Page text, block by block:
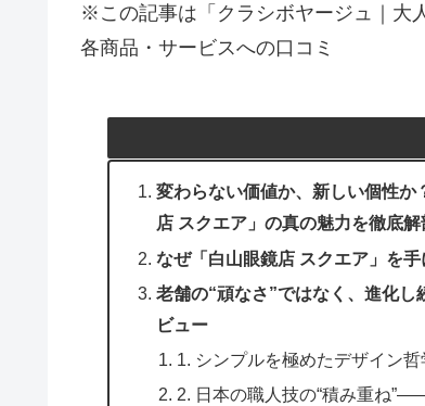
※この記事は「クラシボヤージュ｜大
各商品・サービスへの口コミ
変わらない価値か、新しい個性
店 スクエア」の真の魅力を徹底解
なぜ「白山眼鏡店 スクエア」を
老舗の“頑なさ”ではなく、進化
ビュー
1. シンプルを極めたデザイン哲
2. 日本の職人技の“積み重ね